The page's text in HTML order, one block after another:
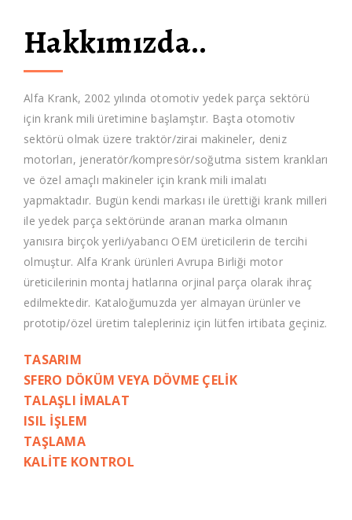
Hakkımızda..
Alfa Krank, 2002 yılında otomotiv yedek parça sektörü
için krank mili üretimine başlamştır. Başta otomotiv
sektörü olmak üzere traktör/zirai makineler, deniz
motorları, jeneratör/kompresör/soğutma sistem krankları
ve özel amaçlı makineler için krank mili imalatı
yapmaktadır. Bugün kendi markası ile ürettiği krank milleri
ile yedek parça sektöründe aranan marka olmanın
yanısıra birçok yerli/yabancı OEM üreticilerin de tercihi
olmuştur. Alfa Krank ürünleri Avrupa Birliği motor
üreticilerinin montaj hatlarına orjinal parça olarak ihraç
edilmektedir. Kataloğumuzda yer almayan ürünler ve
prototip/özel üretim talepleriniz için lütfen irtibata geçiniz.
TASARIM
SFERO DÖKÜM VEYA DÖVME ÇELİK
TALAŞLI İMALAT
ISIL İŞLEM
TAŞLAMA
KALİTE KONTROL